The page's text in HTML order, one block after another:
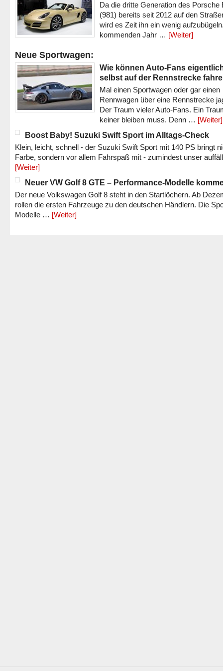
Da die dritte Generation des Porsche
(981) bereits seit 2012 auf den
wird es Zeit ihn ein wenig
kommenden Jahr … [Weiter]
Neue Sportwagen:
Wie können Auto-Fans
selbst auf der Rennstrecke
Mal einen Sportwagen oder gar einen
Rennwagen über eine Rennstrecke
Der Traum vieler Auto-Fans. Ein
keiner bleiben muss. Denn … [Weiter]
Boost Baby! Suzuki Swift Sport im Alltags-Check
Klein, leicht, schnell - der Suzuki Swift Sport mit 140 PS bringt
Farbe, sondern vor allem Fahrspaß mit - zumindest unser
[Weiter]
Neuer VW Golf 8 GTE – Performance-Modelle
Der neue Volkswagen Golf 8 steht in den Startlöchern. Ab
rollen die ersten Fahrzeuge zu den deutschen Händlern. Die
Modelle … [Weiter]